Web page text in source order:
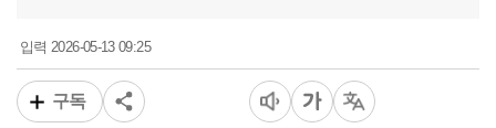
입력2026-05-13 09:25
구독